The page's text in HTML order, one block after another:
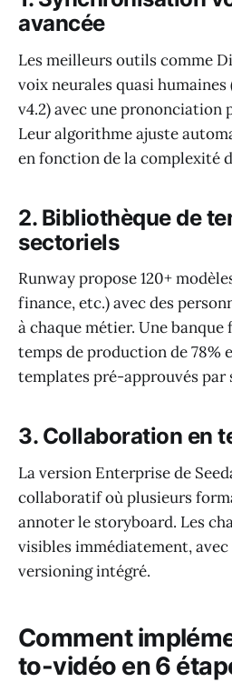
avancée
Les meilleurs outils comme
voix neurales quasi
v4.2) avec une prononciation
Leur algorithme ajuste
en fonction de la complexité
2. Bibliothèque de
sectoriels
Runway propose 120+
finance, etc.) avec des
à chaque métier. Une
temps de production de 78%
templates pré-approuvés par
3. Collaboration en
La version Enterprise de
collaboratif où plusieurs
annoter le storyboard. Les
visibles immédiatement, avec
versioning intégré.
Comment
to-vidéo en 6